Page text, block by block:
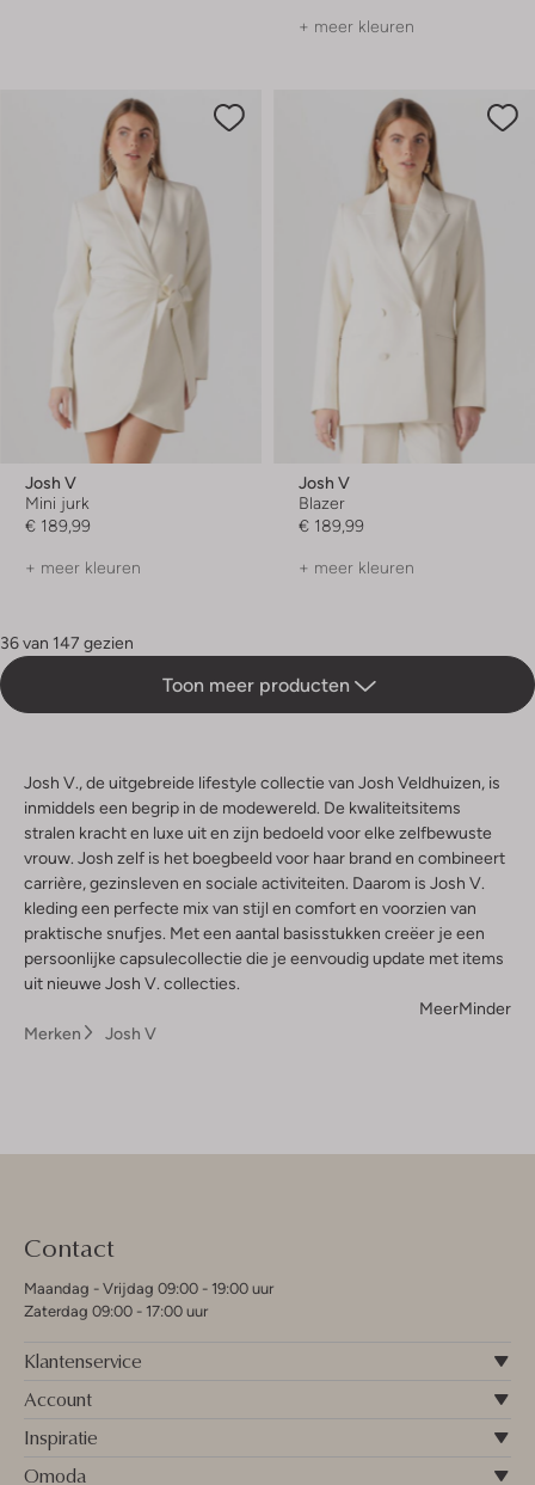
+ meer kleuren
Josh V
Mini jurk
€ 189,99
+ meer kleuren
Josh V
Blazer
€ 189,99
+ meer kleuren
36 van 147 gezien
Toon meer producten
Josh V., de uitgebreide lifestyle collectie van Josh Veldhuizen, is
inmiddels een begrip in de modewereld. De kwaliteitsitems
stralen kracht en luxe uit en zijn bedoeld voor elke zelfbewuste
vrouw. Josh zelf is het boegbeeld voor haar brand en combineert
carrière, gezinsleven en sociale activiteiten. Daarom is Josh V.
kleding een perfecte mix van stijl en comfort en voorzien van
praktische snufjes. Met een aantal basisstukken creëer je een
persoonlijke capsulecollectie die je eenvoudig update met items
uit nieuwe Josh V. collecties.
MeerMinder
Merken
Josh V
Contact
Maandag - Vrijdag 09:00 - 19:00 uur
Zaterdag 09:00 - 17:00 uur
Klantenservice
Account
Inspiratie
Omoda